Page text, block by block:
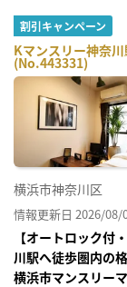
割引キャンペーン
Kマンスリー神奈
(No.443331)
横浜市神奈川区
情報更新日 2026/08/
【オートロック付
川駅へ徒歩圏内の
横浜市マンスリー